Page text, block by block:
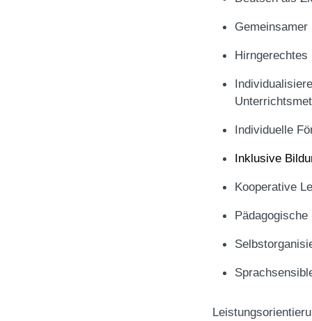
Individuelle
Inklusive
Kooperative